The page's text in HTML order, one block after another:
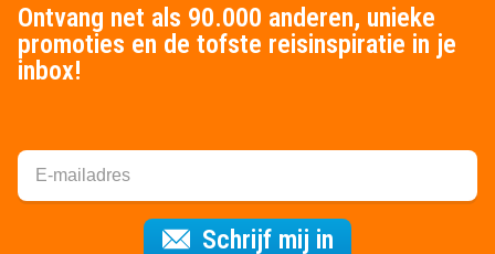
Ontvang net als 90.000 anderen, unieke
promoties en de tofste reisinspiratie in je
inbox!
Schrijf mij in